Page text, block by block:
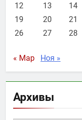
12
13 14
19
20 21
26
27 28
« Мар Ноя »
Архивы